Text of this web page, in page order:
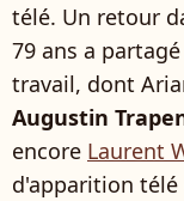
télé. Un retour
79 ans a
travail, dont
Augustin
encore Laurent
d'apparition télé